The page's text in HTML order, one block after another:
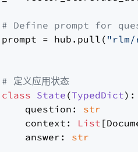
# Define prompt for
prompt = hub.pull( "rlm/
# 定义应用状态
class State (TypedDict):
    question:
str
    context:
List
    answer:
str